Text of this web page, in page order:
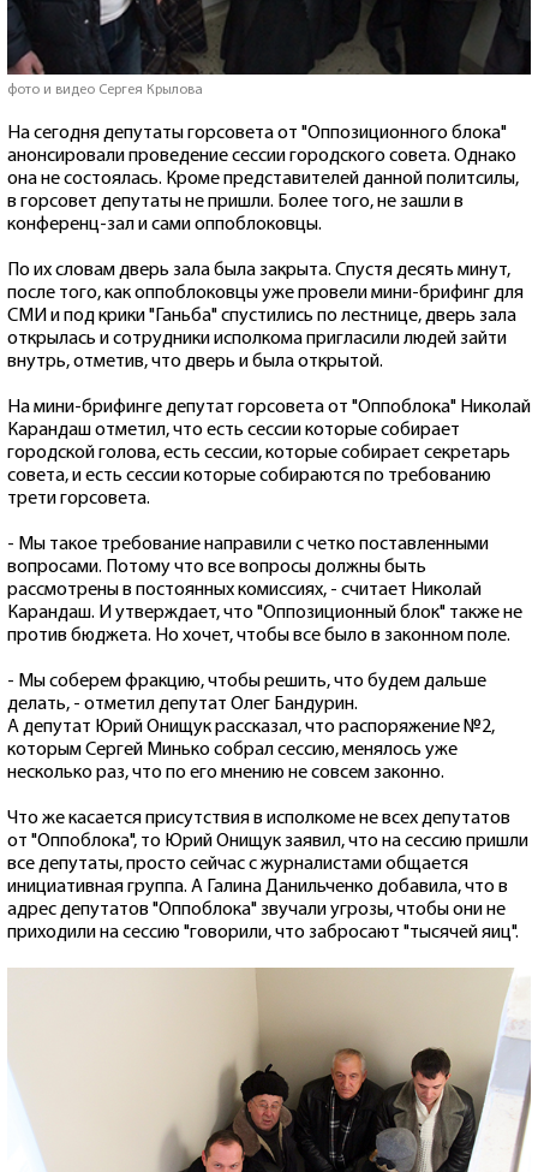
фото и видео Сергея Крылова
На сегодня депутаты горсовета от "Оппозиционного блока"
анонсировали проведение сессии городского совета. Однако
она не состоялась. Кроме представителей данной политсилы,
в горсовет депутаты не пришли. Более того, не зашли в
конференц-зал и сами оппоблоковцы.
По их словам дверь зала была закрыта. Спустя десять минут,
после того, как оппоблоковцы уже провели мини-брифинг для
СМИ и под крики "Ганьба" спустились по лестнице, дверь зала
открылась и сотрудники исполкома пригласили людей зайти
внутрь, отметив, что дверь и была открытой.
На мини-брифинге депутат горсовета от "Оппоблока" Николай
Карандаш отметил, что есть сессии которые собирает
городской голова, есть сессии, которые собирает секретарь
совета, и есть сессии которые собираются по требованию
трети горсовета.
- Мы такое требование направили с четко поставленными
вопросами. Потому что все вопросы должны быть
рассмотрены в постоянных комиссиях, - считает Николай
Карандаш. И утверждает, что "Оппозиционный блок" также не
против бюджета. Но хочет, чтобы все было в законном поле.
- Мы соберем фракцию, чтобы решить, что будем дальше
делать, - отметил депутат Олег Бандурин.
А депутат Юрий Онищук рассказал, что распоряжение №2,
которым Сергей Минько собрал сессию, менялось уже
несколько раз, что по его мнению не совсем законно.
Что же касается присутствия в исполкоме не всех депутатов
от "Оппоблока", то Юрий Онищук заявил, что на сессию пришли
все депутаты, просто сейчас с журналистами общается
инициативная группа. А Галина Данильченко добавила, что в
адрес депутатов "Оппоблока" звучали угрозы, чтобы они не
приходили на сессию "говорили, что забросают "тысячей яиц".